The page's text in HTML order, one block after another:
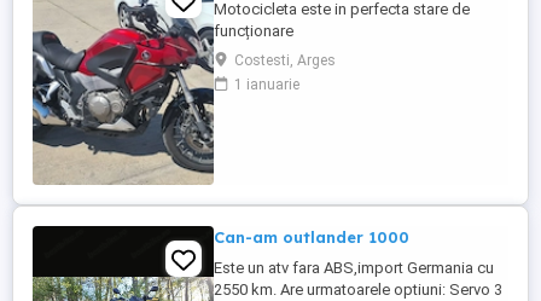
Motocicleta este in perfecta stare de
funcționare
Costesti, Arges
1 ianuarie
Can-am outlander 1000
Este un atv fara ABS,import Germania cu
2550 km. Are urmatoarele optiuni: Servo 3